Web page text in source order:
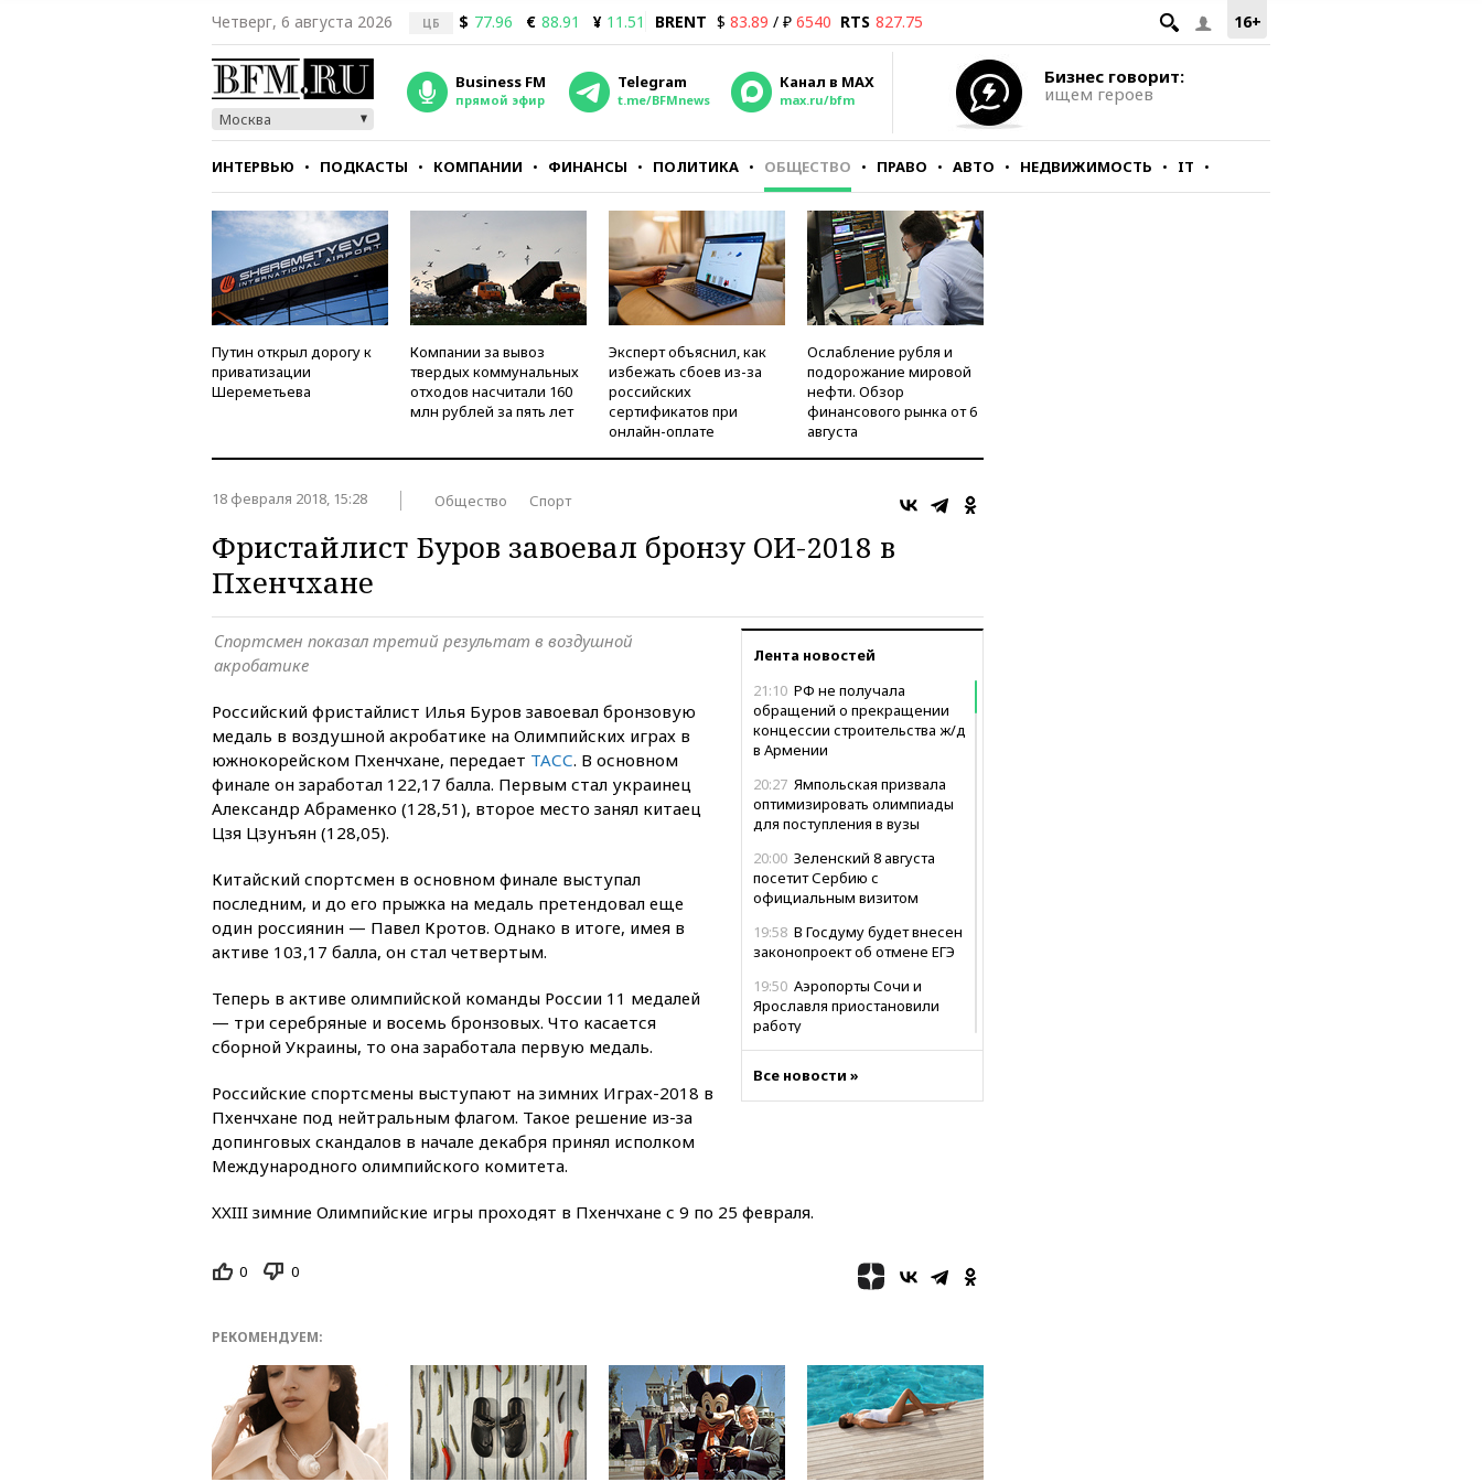
16+
Четверг, 6 августа 2026 ЦБ $ 77.96 € 88.91 ¥ 11.51 BRENT $ 83.89 / ₽ 6540 RTS 827.75
Москва
Business FM
прямой эфир
Telegram
t.me/BFMnews
Канал в MAX
max.ru/bfm
Бизнес говорит:
ищем героев
ИНТЕРВЬЮ ПОДКАСТЫ КОМПАНИИ ФИНАНСЫ ПОЛИТИКА ОБЩЕСТВО ПРАВО АВТО НЕДВИЖИМОСТЬ IT
СТИЛЬ ТЕСТЫ
Путин открыл дорогу к
приватизации
Шереметьева
Компании за вывоз
твердых коммунальных
отходов насчитали 160
млн рублей за пять лет
Эксперт объяснил, как
избежать сбоев из-за
российских
сертификатов при
онлайн-оплате
Ослабление рубля и
подорожание мировой
нефти. Обзор
финансового рынка от 6
августа
18 февраля 2018, 15:28 Общество Спорт
Фристайлист Буров завоевал бронзу ОИ-2018 в
Пхенчхане
Лента новостей
21:10 РФ не получала
обращений о прекращении
концессии строительства ж/д
в Армении
20:27 Ямпольская призвала
оптимизировать олимпиады
для поступления в вузы
20:00 Зеленский 8 августа
посетит Сербию с
официальным визитом
19:58 В Госдуму будет внесен
законопроект об отмене ЕГЭ
19:50 Аэропорты Сочи и
Ярославля приостановили
работу
доноров-республиканцев
поддержать Вэнса на выборах
19:15
18:50
Euractiv: восток
Финляндии приходит в упадок
без российских туристов
18:35
В Жуковском и
аэропорту Геленджика
Все новости »
Спортсмен показал третий результат в воздушной
акробатике
Российский фристайлист Илья Буров завоевал бронзовую
медаль в воздушной акробатике на Олимпийских играх в
южнокорейском Пхенчхане, передает ТАСС. В основном
финале он заработал 122,17 балла. Первым стал украинец
Александр Абраменко (128,51), второе место занял китаец
Цзя Цзунъян (128,05).
Китайский спортсмен в основном финале выступал
последним, и до его прыжка на медаль претендовал еще
один россиянин — Павел Кротов. Однако в итоге, имея в
активе 103,17 балла, он стал четвертым.
Теперь в активе олимпийской команды России 11 медалей
— три серебряные и восемь бронзовых. Что касается
сборной Украины, то она заработала первую медаль.
Российские спортсмены выступают на зимних Играх-2018 в
Пхенчхане под нейтральным флагом. Такое решение из-за
допинговых скандалов в начале декабря принял исполком
Международного олимпийского комитета.
XXIII зимние Олимпийские игры проходят в Пхенчхане с 9 по 25 февраля.
0 0
РЕКОМЕНДУЕМ: